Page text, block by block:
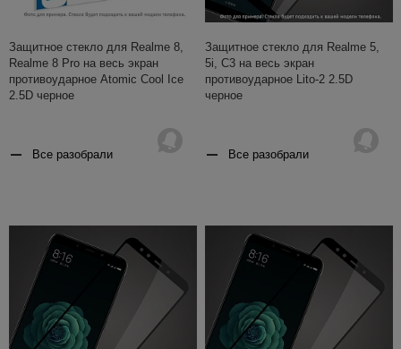
Защитное стекло для Realme 8,
Realme 8 Pro на весь экран
противоударное Atomic Cool Ice
2.5D черное
Все разобрали
Защитное стекло для Realme 5,
5i, C3 на весь экран
противоударное Lito-2 2.5D
черное
Все разобрали